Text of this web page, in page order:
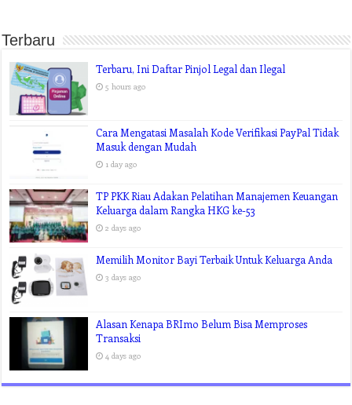
Terbaru
Terbaru, Ini Daftar Pinjol Legal dan Ilegal
5 hours ago
Cara Mengatasi Masalah Kode Verifikasi PayPal Tidak
Masuk dengan Mudah
1 day ago
TP PKK Riau Adakan Pelatihan Manajemen Keuangan
Keluarga dalam Rangka HKG ke-53
2 days ago
Memilih Monitor Bayi Terbaik Untuk Keluarga Anda
3 days ago
Alasan Kenapa BRImo Belum Bisa Memproses
Transaksi
4 days ago